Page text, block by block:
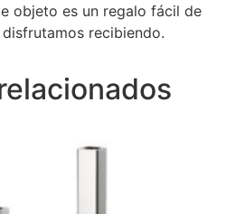
objeto es un regalo fácil de
recibiendo.